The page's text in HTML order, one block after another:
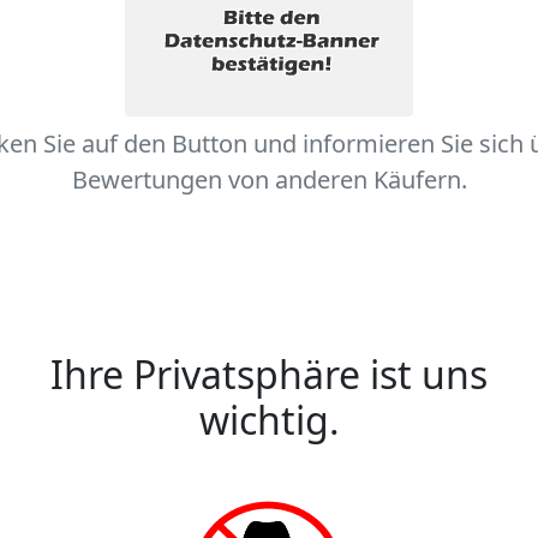
Sie auf den Button und informieren Sie sich
Bewertungen von anderen Käufern.
Ihre Privatsphäre ist uns
wichtig.